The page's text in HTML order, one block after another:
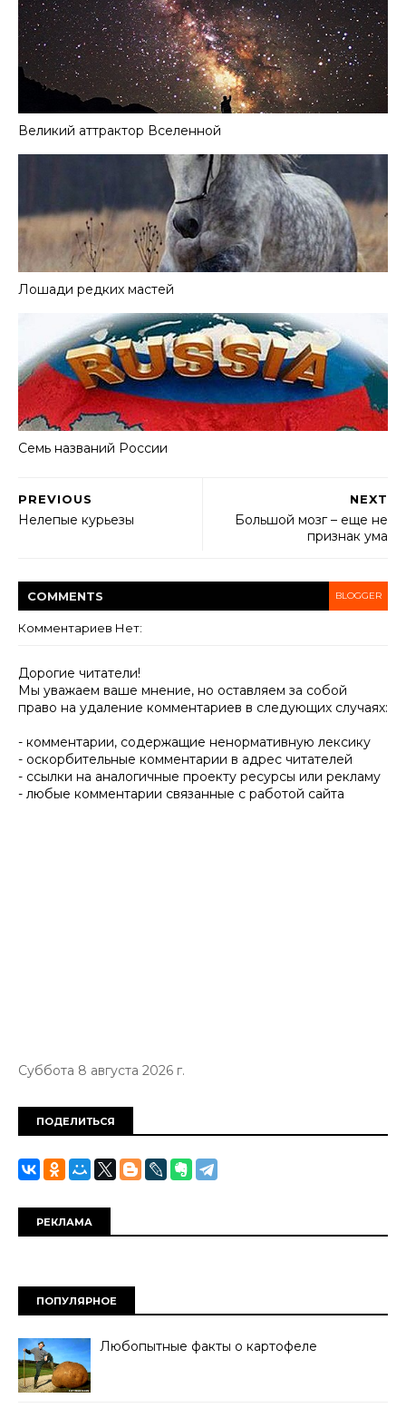
Великий аттрактор Вселенной
Лошади редких мастей
Семь названий России
NEXT
Большой мозг – еще не
признак ума
PREVIOUS
Нелепые курьезы
COMMENTS BLOGGER
Комментариев Нет:
Дорогие читатели!
Мы уважаем ваше мнение, но оставляем за собой
право на удаление комментариев в следующих случаях:
- комментарии, содержащие ненормативную лексику
- оскорбительные комментарии в адрес читателей
- ссылки на аналогичные проекту ресурсы или рекламу
- любые комментарии связанные с работой сайта
Суббота 8 августа 2026 г.
ПОДЕЛИТЬСЯ
РЕКЛАМА
ПОПУЛЯРНОЕ
Любопытные факты о картофеле